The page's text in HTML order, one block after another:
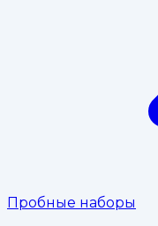
Пробные наборы